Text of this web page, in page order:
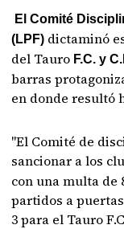
El Comité
(LPF) dictaminó
del Tauro F.C. y
barras
en donde resultó
"El Comité de
sancionar a los
con una multa de
partidos a
3 para el Tauro